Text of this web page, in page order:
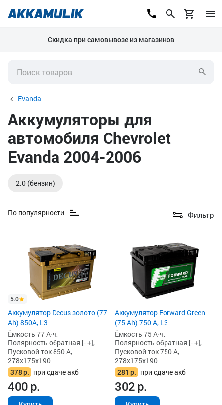
Скидка при самовывозе из магазинов
Evanda
Аккумуляторы для
автомобиля Chevrolet
Evanda 2004-2006
2.0 (бензин)
По популярности Фильтр
5.0
Аккумулятор Decus золото (77
Ah) 850А, L3
Ёмкость 77 А·ч,
Полярность обратная [- +],
Пусковой ток 850 А,
278x175x190
378р. при сдаче акб
400р.
Аккумулятор Forward Green
(75 Ah) 750 А, L3
Ёмкость 75 А·ч,
Полярность обратная [- +],
Пусковой ток 750 А,
278x175x190
281 р. при сдаче акб
302р.